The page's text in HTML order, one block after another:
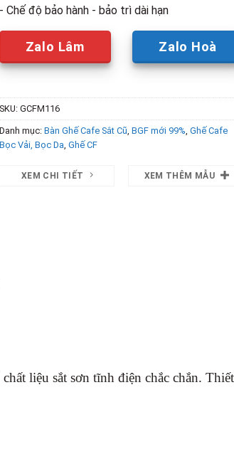
- Chế độ bảo hành - bảo trì dài hạn
Zalo Lâm Zalo Hoà
SKU: GCFM116
Danh mục: Bàn Ghế Cafe Sắt Cũ BGF mới 99% Ghế Cafe
Bọc Vải, Bọc Da Ghế CF
XEM CHI TIẾT XEM THÊM MẪU
liệu sắt sơn tĩnh điện chắc chắn.